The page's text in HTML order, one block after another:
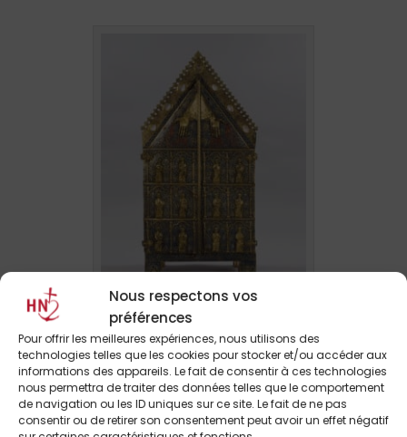
Nous respectons vos
préférences
Pour offrir les meilleures expériences, nous utilisons des
technologies telles que les cookies pour stocker et/ou accéder aux
informations des appareils. Le fait de consentir à ces technologies
nous permettra de traiter des données telles que le comportement
de navigation ou les ID uniques sur ce site. Le fait de ne pas
consentir ou de retirer son consentement peut avoir un effet négatif
Tabernacle de Saint Aignan ©
DRAC Centre-Val de Loire, François
Lauginie.
Autrefois le Trésor avait en son centre le
célèbre« Voile de la Vierge », splendide